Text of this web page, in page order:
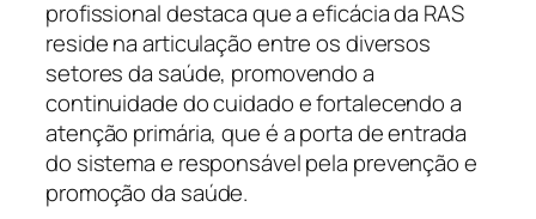
profissional destaca que a eficácia da RAS
reside na articulação entre os diversos
setores da saúde, promovendo a
continuidade do cuidado e fortalecendo a
atenção primária, que é a porta de entrada
do sistema e responsável pela prevenção e
promoção da saúde.